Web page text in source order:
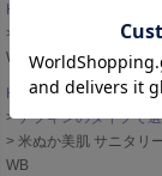
HOME
米ぬか美肌 サニタリ
WB
HOME アイテム一覧
ナプキンのタイプで
米ぬか美肌 サニタリ
WB